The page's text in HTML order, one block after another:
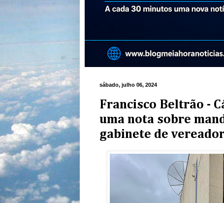
sábado, julho 06, 2024
Francisco Beltrão -
uma nota sobre
gabinete de